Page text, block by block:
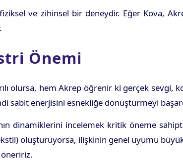
ve zihinsel bir deneydir. Eğer Kova,
Önemi
olursa, hem Akrep öğrenir ki gerçek
sabit enerjisini esnekliğe dönüştürmeyi
dinamiklerini incelemek kritik öneme
oluşturuyorsa, ilişkinin genel uyumu
öneririz.